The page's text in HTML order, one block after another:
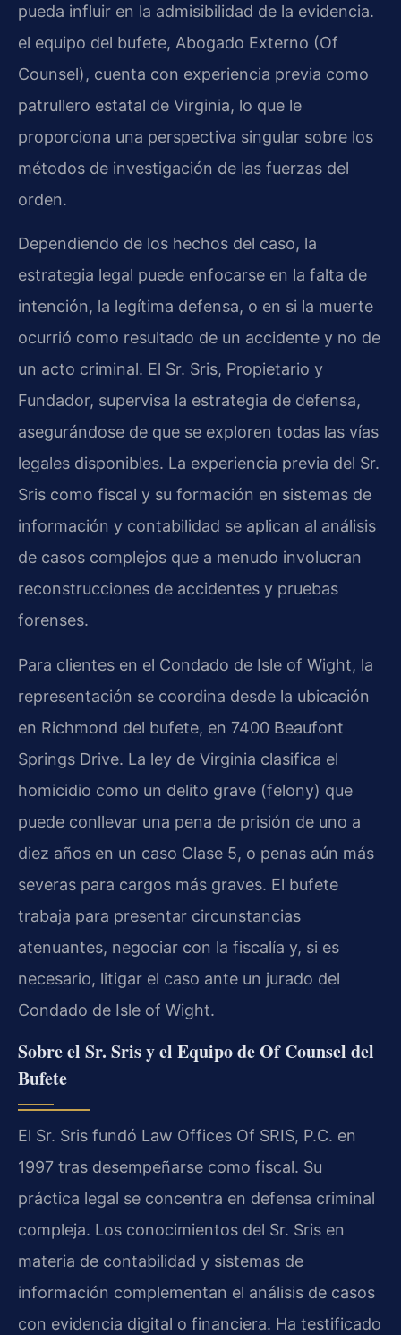
pueda influir en la admisibilidad de la evidencia.
el equipo del bufete, Abogado Externo (Of
Counsel), cuenta con experiencia previa como
patrullero estatal de Virginia, lo que le
proporciona una perspectiva singular sobre los
métodos de investigación de las fuerzas del
orden.
Dependiendo de los hechos del caso, la
estrategia legal puede enfocarse en la falta de
intención, la legítima defensa, o en si la muerte
ocurrió como resultado de un accidente y no de
un acto criminal. El Sr. Sris, Propietario y
Fundador, supervisa la estrategia de defensa,
asegurándose de que se exploren todas las vías
legales disponibles. La experiencia previa del Sr.
Sris como fiscal y su formación en sistemas de
información y contabilidad se aplican al análisis
de casos complejos que a menudo involucran
reconstrucciones de accidentes y pruebas
forenses.
Para clientes en el Condado de Isle of Wight, la
representación se coordina desde la ubicación
en Richmond del bufete, en 7400 Beaufont
Springs Drive. La ley de Virginia clasifica el
homicidio como un delito grave (felony) que
puede conllevar una pena de prisión de uno a
diez años en un caso Clase 5, o penas aún más
severas para cargos más graves. El bufete
trabaja para presentar circunstancias
atenuantes, negociar con la fiscalía y, si es
necesario, litigar el caso ante un jurado del
Condado de Isle of Wight.
Sobre el Sr. Sris y el Equipo de Of Counsel del
Bufete
El Sr. Sris fundó Law Offices Of SRIS, P.C. en
1997 tras desempeñarse como fiscal. Su
práctica legal se concentra en defensa criminal
compleja. Los conocimientos del Sr. Sris en
materia de contabilidad y sistemas de
información complementan el análisis de casos
con evidencia digital o financiera. Ha testificado